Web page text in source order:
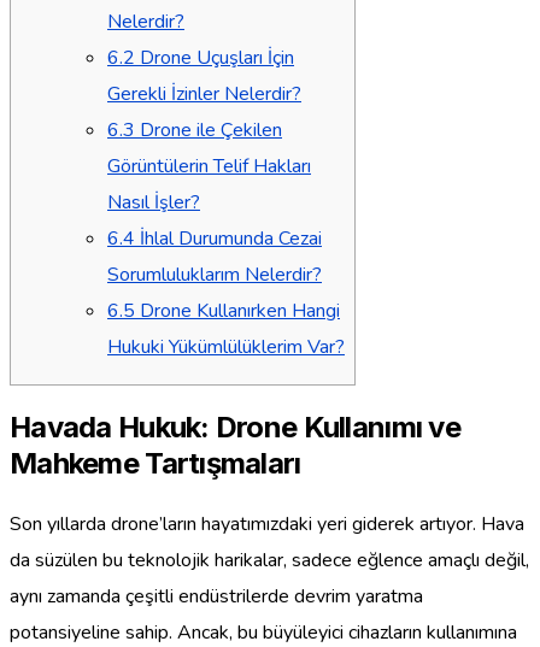
Nelerdir?
6.2 Drone Uçuşları İçin
Gerekli İzinler Nelerdir?
6.3 Drone ile Çekilen
Görüntülerin Telif Hakları
Nasıl İşler?
6.4 İhlal Durumunda Cezai
Sorumluluklarım Nelerdir?
6.5 Drone Kullanırken Hangi
Hukuki Yükümlülüklerim Var?
Havada Hukuk: Drone Kullanımı ve
Mahkeme Tartışmaları
Son yıllarda drone’ların hayatımızdaki yeri giderek artıyor. Hava
da süzülen bu teknolojik harikalar, sadece eğlence amaçlı değil,
aynı zamanda çeşitli endüstrilerde devrim yaratma
potansiyeline sahip. Ancak, bu büyüleyici cihazların kullanımına